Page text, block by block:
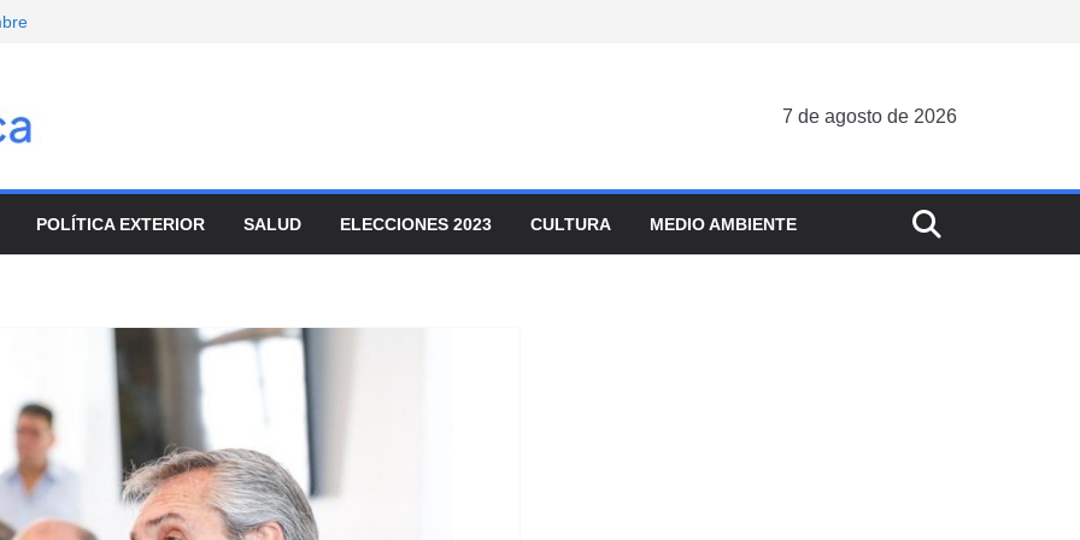
para
el ajuste
7 de agosto de 2026
POLÍTICA EXTERIOR SALUD ELECCIONES 2023 CULTURA MEDIO AMBIENTE